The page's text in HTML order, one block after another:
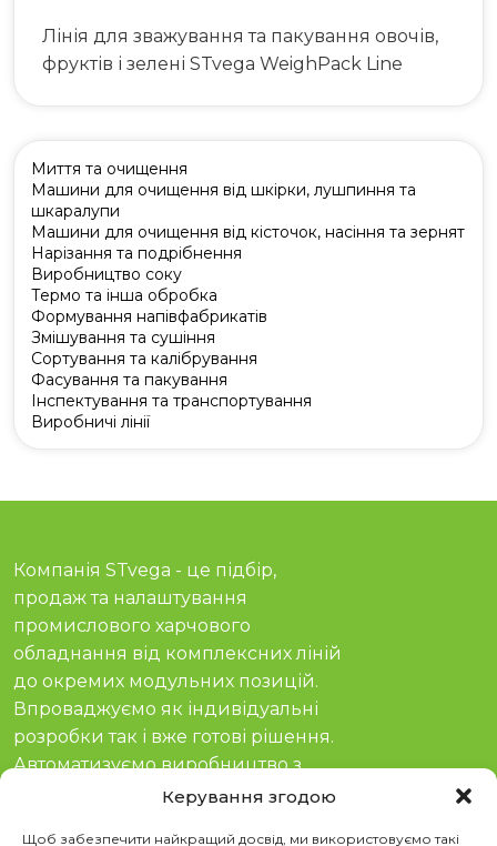
Керування згодою
Щоб забезпечити найкращий досвід, ми використовуємо такі
Лінія для зважування та пакування овочів,
фруктів і зелені STvega WeighPack Line
Миття та очищення
Машини для очищення від шкірки, лушпиння та
шкаралупи
Машини для очищення від кісточок, насіння та зернят
Нарізання та подрібнення
Виробництво соку
Термо та інша обробка
Формування напівфабрикатів
Змішування та сушіння
Сортування та калібрування
Фасування та пакування
Інспектування та транспортування
Виробничі лінії
Компанія STvega - це підбір,
продаж та налаштування
промислового харчового
обладнання від комплексних ліній
до окремих модульних позицій.
Впроваджуємо як індивідуальні
розробки так і вже готові рішення.
Автоматизуємо виробництво з
гарантією та сервісом з 2011 року.
Соціальні мережі